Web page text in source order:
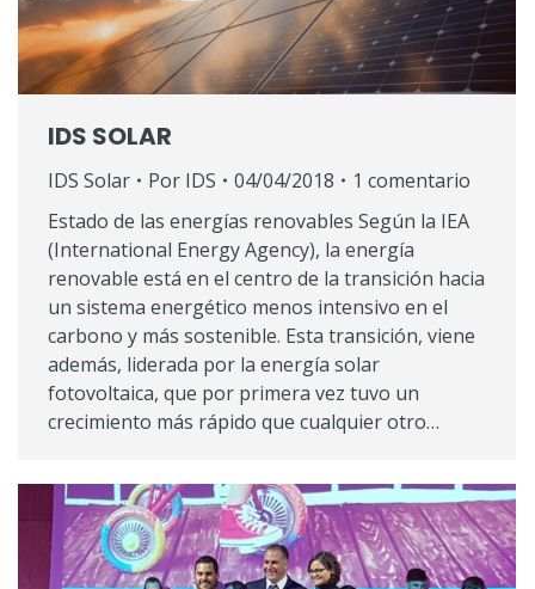
IDS SOLAR
IDS Solar Por IDS 04/04/2018
1 comentario
Estado de las energías renovables Según la IEA
(International Energy Agency), la energía
renovable está en el centro de la transición hacia
un sistema energético menos intensivo en el
carbono y más sostenible. Esta transición, viene
además, liderada por la energía solar
fotovoltaica, que por primera vez tuvo un
crecimiento más rápido que cualquier otro…